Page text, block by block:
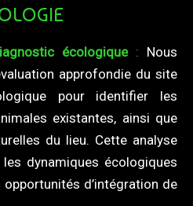
écologique : Nous
approfondie du site
pour identifier les
existantes, ainsi que
du lieu. Cette analyse
dynamiques écologiques
d’intégration de